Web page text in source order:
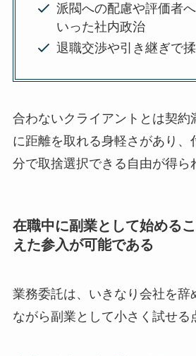
派閥への配慮や評価者
いった社内政治
退職交渉や引き継ぎで
合わないクライアントとは契約
に距離を取れる身軽さがあり、
分で取捨選択できる自由が得ら
在職中に副業として始める
えた参入が可能である
業務委託は、いきなり会社を辞
ながら副業として小さく試せる